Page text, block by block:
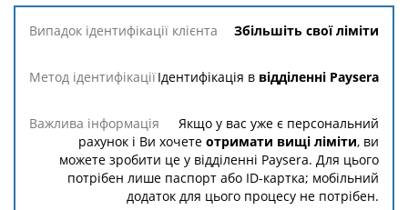
Збільшіть свої ліміти
Ідентифікація в відділенні Paysera
Якщо у вас уже є персональний
рахунок і Ви хочете отримати вищі ліміти, ви
можете зробити це у відділенні Paysera. Для цього
потрібен лише паспорт або ID-картка; мобільний
додаток для цього процесу не потрібен.